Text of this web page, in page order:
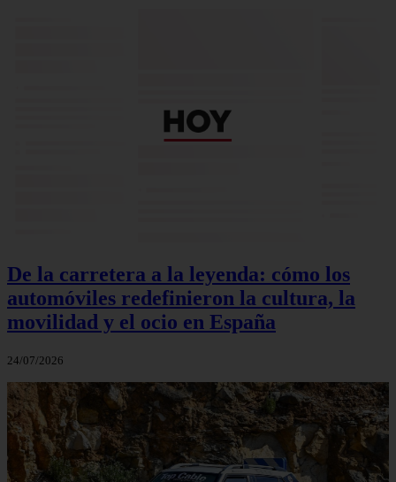
De la carretera a la leyenda: cómo los
automóviles redefinieron la cultura, la
movilidad y el ocio en España
24/07/2026